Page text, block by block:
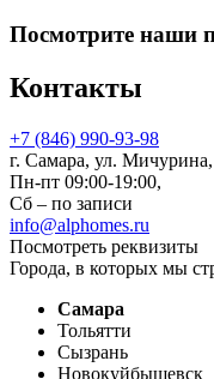
Посмотрите наши
Контакты
+7 (846) 990-93-98
г. Самара, ул.
Пн-пт 09:00-19:00,
Сб – по записи
info@alphomes.ru
Посмотреть реквизиты
Города, в которых мы
Самара
Тольятти
Сызрань
Новокуйбышевск